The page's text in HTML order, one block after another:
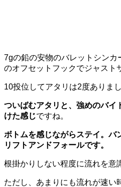
7gの鉛の安物のバレットシンカ
のオフセットフックでジャスト
10投位してアタリは2度ありま
ついばむアタリと、強めのバイ
けた感じですね。
ボトムを感じながらステイ。バ
リフトアンドフォールです。
根掛かりしない程度に流れを意
ただし、あまりにも流れが速い